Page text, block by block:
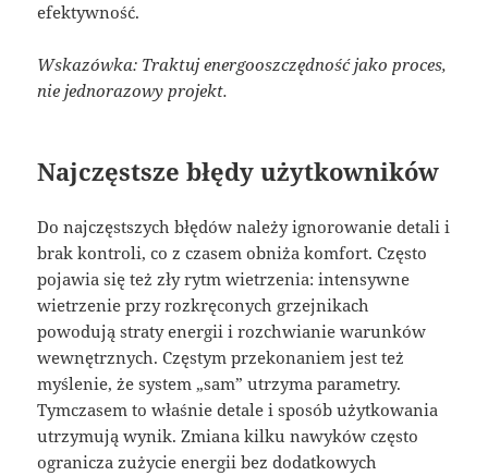
efektywność.
Wskazówka: Traktuj energooszczędność jako proces,
nie jednorazowy projekt.
Najczęstsze błędy użytkowników
Do najczęstszych błędów należy ignorowanie detali i
brak kontroli, co z czasem obniża komfort. Często
pojawia się też zły rytm wietrzenia: intensywne
wietrzenie przy rozkręconych grzejnikach
powodują straty energii i rozchwianie warunków
wewnętrznych. Częstym przekonaniem jest też
myślenie, że system „sam” utrzyma parametry.
Tymczasem to właśnie detale i sposób użytkowania
utrzymują wynik. Zmiana kilku nawyków często
ogranicza zużycie energii bez dodatkowych